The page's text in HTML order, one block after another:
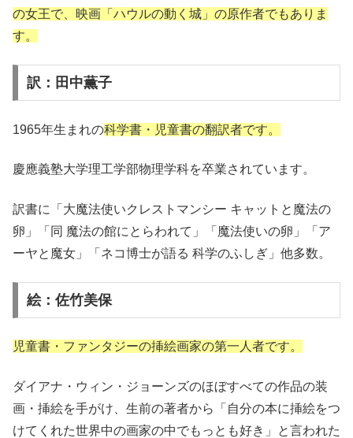
の女王で、映画「ハウルの動く城」の原作者でもありま
す。
訳：田中薫子
1965年生まれの科学書・児童書の翻訳者です。
慶應義塾大学理工学部物理学科を卒業されています。
訳書に「大魔法使いクレストマンシー キャットと魔法の
卵」「同 魔法の館にとらわれて」「魔法使いの卵」「ア
ーヤと魔女」「ネコ博士が語る 科学のふしぎ」他多数。
絵：佐竹美保
児童書・ファンタジーの挿絵画家の第一人者です。
ダイアナ・ウィン・ジョーンズのほぼすべての作品の装
画・挿絵を手がけ、生前の著者から「自分の本に挿絵をつ
けてくれた世界中の画家の中でもっとも好き」と言われた